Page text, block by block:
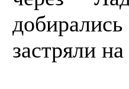
застряли